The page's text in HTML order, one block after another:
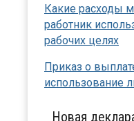
Какие расходы
работник
рабочих целях
Приказ о
использование
Новая